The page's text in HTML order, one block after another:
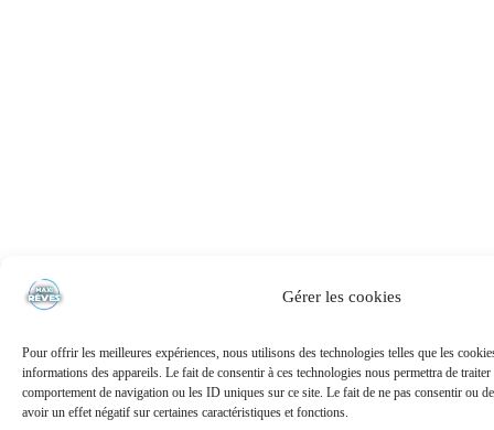
Gérer les cookies
Pour offrir les meilleures expériences, nous utilisons des technologies telles que les
informations des appareils. Le fait de consentir à ces technologies nous permettra de traiter
comportement de navigation ou les ID uniques sur ce site. Le fait de ne pas consentir ou
avoir un effet négatif sur certaines caractéristiques et fonctions.